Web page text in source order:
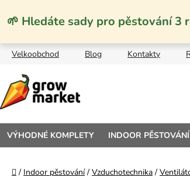
🌱 Hledáte sady pro pěstování 3
Velkoobchod Blog Kontakty
VÝHODNÉ KOMPLETY INDOOR PĚSTOVÁNÍ
Domů
/ Indoor pěstování / Vzduchotechnika /